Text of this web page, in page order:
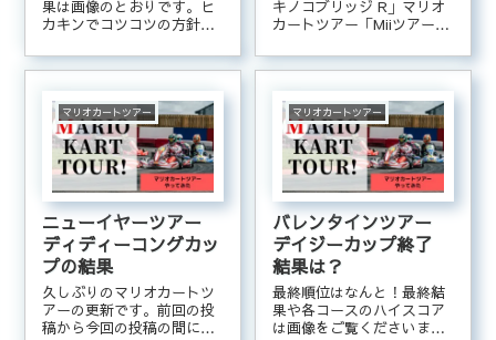
果は画像のとおりです。ヒ
カキンでコツコツの方針で
す！
キノコブリッジ R」マリオ
カートツアー「Miiツアー、
ッジ R」の最適性キャラ一
覧です。※次のツアーに向
か参考にするために作成し
ました。レベルアップで...
マリオカートツアー
ニューイヤーツアー
ディディーコングカッ
プの結果
久しぶりのマリオカートツ
アーの更新です。前回の投
稿から今回の投稿の間に、
マリオカートツアー
バレンタインツアー
デイジーカップ終了
結果は？
最終順位はなんと！最終結
果や各コースのハイスコア
は画像をご覧くださいま